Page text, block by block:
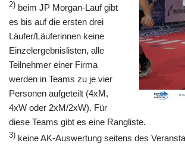
2) beim JP Morgan-Lauf gibt
es bis auf die ersten drei
Läufer/Läuferinnen keine
Einzelergebnislisten, alle
Teilnehmer einer Firma
werden in Teams zu je vier
Personen aufgeteilt (4xM,
4xW oder 2xM/2xW). Für
diese Teams gibt es eine Rangliste.
3) keine AK-Auswertung seitens des